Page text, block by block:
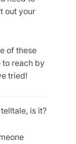
out your
of these
to reach by
tried!
is it?